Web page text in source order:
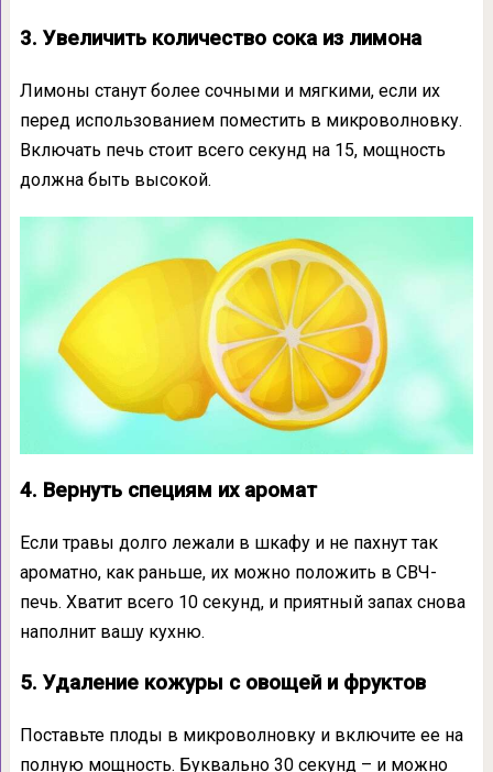
3. Увеличить количество сока из лимона
Лимоны станут более сочными и мягкими, если их
перед использованием поместить в микроволновку.
Включать печь стоит всего секунд на 15, мощность
должна быть высокой.
4. Вернуть специям их аромат
Если травы долго лежали в шкафу и не пахнут так
ароматно, как раньше, их можно положить в СВЧ-
печь. Хватит всего 10 секунд, и приятный запах снова
наполнит вашу кухню.
5. Удаление кожуры с овощей и фруктов
Поставьте плоды в микроволновку и включите ее на
полную мощность. Буквально 30 секунд – и можно